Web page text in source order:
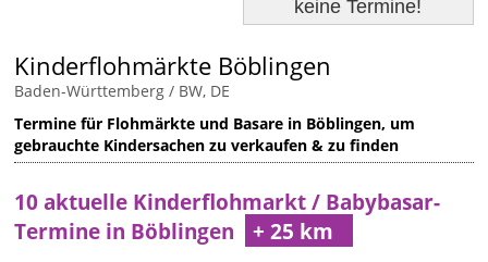
keine Termine!
Kinderflohmärkte Böblingen
Baden-Württemberg / BW, DE
Termine für Flohmärkte und Basare in Böblingen, um
gebrauchte Kindersachen zu verkaufen & zu finden
10 aktuelle Kinderflohmarkt / Babybasar-
Termine in Böblingen